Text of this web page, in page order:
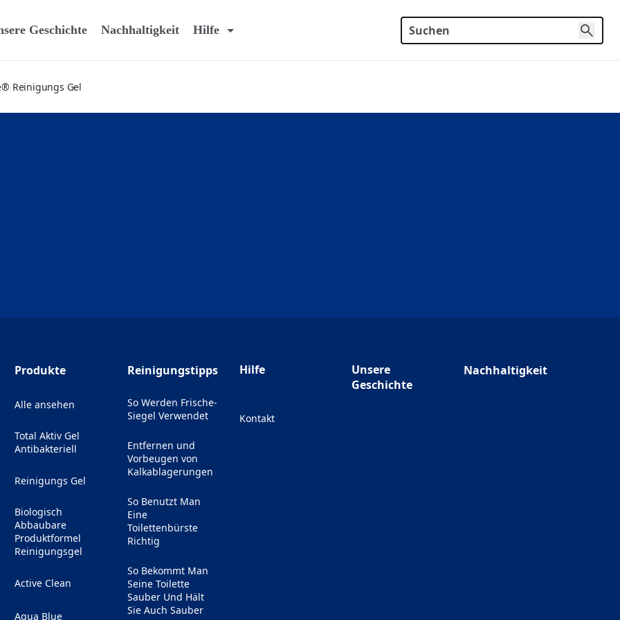
Geschichte Nachhaltigkeit Hilfe
Reinigungs Gel
Produkte
Alle ansehen
Total Aktiv Gel
Antibakteriell
Reinigungs Gel
Biologisch
Abbaubare
Produktformel
Reinigungsgel
Active Clean
Aqua Blue
Reinigungstipps
So Werden Frische-
Siegel Verwendet
Entfernen und
Vorbeugen von
Kalkablagerungen
So Benutzt Man
Eine
Toilettenbürste
Richtig
So Bekommt Man
Seine Toilette
Sauber Und Hält
Sie Auch Sauber
Hilfe
Kontakt
(Opens in a new tab)
Unsere
Geschichte
Nachhaltigkeit